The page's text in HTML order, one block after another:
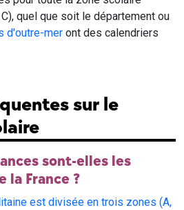
quel que soit le département ou
d'outre-mer ont des calendriers
sur le
sont-elles les
la France ?
est divisée en trois zones (A,